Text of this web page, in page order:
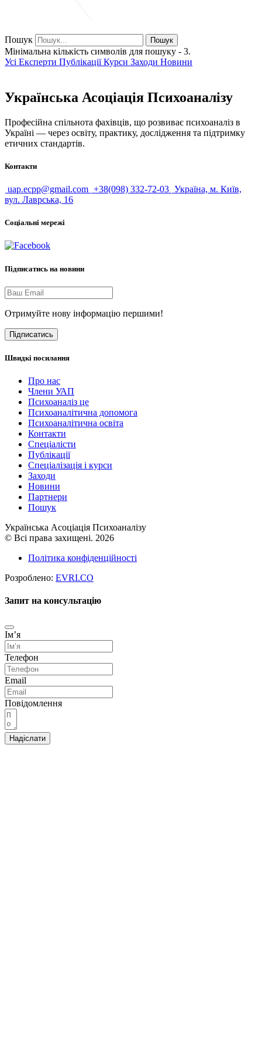
Пошук Пошук
Мінімальна кількість символів для пошуку - 3.
Усі Експерти ПублікаціїКурси Заходи Новини
Українська Асоціація Психоаналізу
Професійна спільнота фахівців, що розвиває психоаналіз в
Україні — через освіту, практику, дослідження та підтримку
етичних стандартів.
Контакти
uap.ecpp@gmail.com +38(098) 332-72-03 Україна, м. Київ,
вул. Лаврська, 16
Соціальні мережі
Підписатись на новини
Отримуйте нову інформацію першими!
Підписатись
Швидкі посилання
Про нас
Члени УАП
Психоаналіз це
Психоаналітична допомога
Психоаналітична освіта
Контакти
Спеціалісти
Публікації
Cпеціалізація і курси
Заходи
Новини
Партнери
Пошук
Українська Асоціація Психоаналізу
© Всі права захищені. 2026
Політика конфіденційності
Розроблено: EVRI.CO
Запит на консультацію
Імʼя
Телефон
Email
Повідомлення
Надіслати